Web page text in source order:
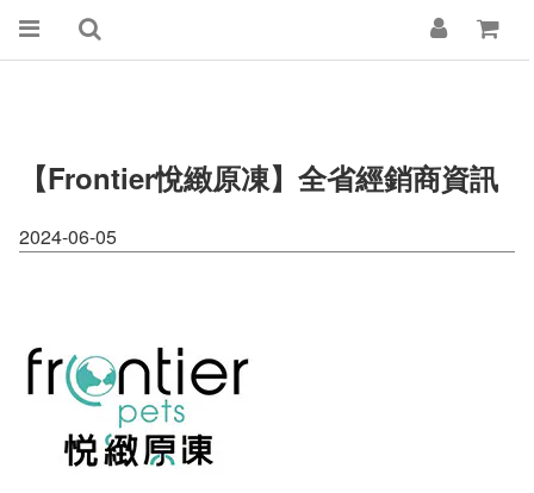
【Frontier悅緻原凍】全省經銷商資訊
2024-06-05